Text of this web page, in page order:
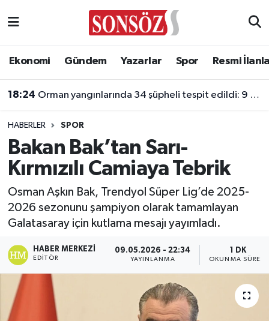
Ekonomi Gündem Yazarlar Spor Resmi
18:24 Orman yangınlarında 34 şüpheli tespit edildi: 9 kişi tutuklandı
HABERLER SPOR
Bakan Bak’tan Sarı-
Kırmızılı Camiaya Tebrik
Osman Aşkın Bak, Trendyol Süper Lig’de 2025-
2026 sezonunu şampiyon olarak tamamlayan
Galatasaray için kutlama mesajı yayımladı.
HABER MERKEZI
EDITÖR
09.05.2026 - 22:34
YAYINLANMA
1 DK
OKUNMA SÜRESI
Asayiş
Biyografi
Çevre
Diğer
Dünya
Eğitim
Ekonomi
Ankara Nöbetçi Eczaneler
Ankara Trafik Yoğunluk Haritası
Süper Lig Puan Durumu ve Fikstür
Tüm Manşetler
Son Dakika Haberleri
Haber Arşivi